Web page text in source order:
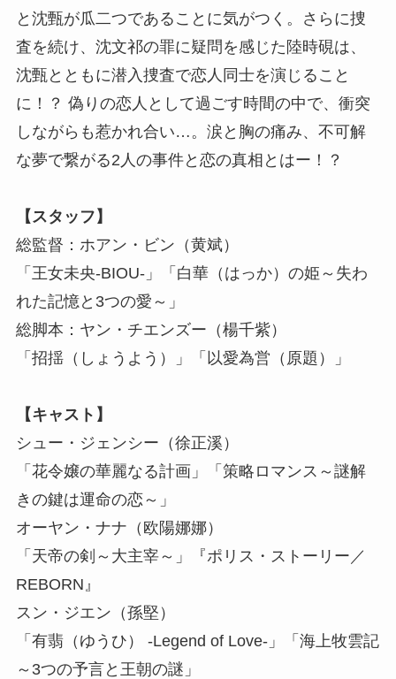
と沈甄が瓜二つであることに気がつく。さらに捜
査を続け、沈文祁の罪に疑問を感じた陸時硯は、
沈甄とともに潜入捜査で恋人同士を演じること
に！？ 偽りの恋人として過ごす時間の中で、衝突
しながらも惹かれ合い…。涙と胸の痛み、不可解
な夢で繋がる2人の事件と恋の真相とはー！？
【スタッフ】
総監督：ホアン・ビン（黄斌）
「王女未央-BIOU-」「白華（はっか）の姫～失わ
れた記憶と3つの愛～」
総脚本：ヤン・チエンズー（楊千紫）
「招揺（しょうよう）」「以愛為営（原題）」
【キャスト】
シュー・ジェンシー（徐正溪）
「花令嬢の華麗なる計画」「策略ロマンス～謎解
きの鍵は運命の恋～」
オーヤン・ナナ（欧陽娜娜）
「天帝の剣～大主宰～」『ポリス・ストーリー／
REBORN』
スン・ジエン（孫堅）
「有翡（ゆうひ） -Legend of Love-」「海上牧雲記
～3つの予言と王朝の謎」